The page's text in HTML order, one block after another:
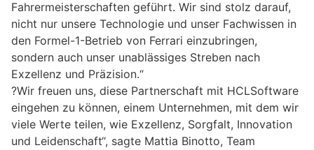
Fahrermeisterschaften geführt. Wir sind stolz darauf,
nicht nur unsere Technologie und unser Fachwissen in
den Formel-1-Betrieb von Ferrari einzubringen,
sondern auch unser unablässiges Streben nach
Exzellenz und Präzision.“
?Wir freuen uns, diese Partnerschaft mit HCLSoftware
eingehen zu können, einem Unternehmen, mit dem wir
viele Werte teilen, wie Exzellenz, Sorgfalt, Innovation
und Leidenschaft“, sagte Mattia Binotto, Team